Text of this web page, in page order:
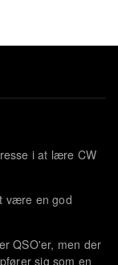
i at lære CW
være en god
QSO'er, men der
sig som en